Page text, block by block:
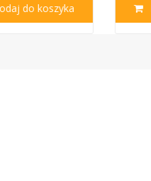
Dodaj do koszyka